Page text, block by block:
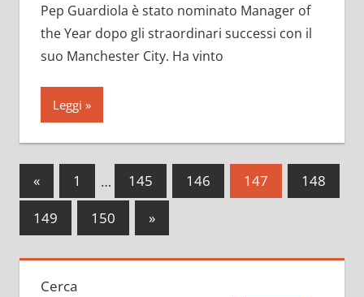
Pep Guardiola è stato nominato Manager of
the Year dopo gli straordinari successi con il
suo Manchester City. Ha vinto
Leggi
Paginazione
degli
articoli
«Articoli
precedenti
1 … 145 146 147
148
149
150
Articoli
successivi
»
Cerca